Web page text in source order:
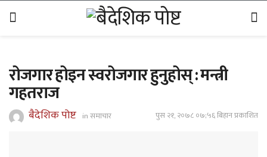
रोजगार होइन स्वरोजगार हुनुहोस् : मन्त्री
गहतराज
बैदेशिक पोष्ट inसमाचार पुस २१, २०७८ ०७;५६ बिहान प्रकाशित